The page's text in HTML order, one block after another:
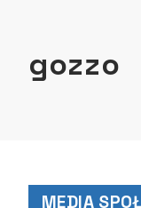
gozzo
MEDIA